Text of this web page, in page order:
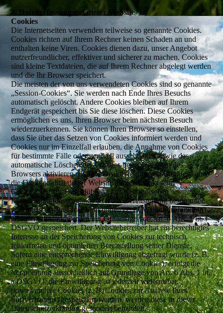
4. Datenerfassung auf dieser Website
Cookies
Die Internetseiten verwenden teilweise so genannte Cookies.
Cookies richten auf Ihrem Rechner keinen Schaden an und
enthalten keine Viren. Cookies dienen dazu, unser Angebot
nutzerfreundlicher, effektiver und sicherer zu machen. Cookies
sind kleine Textdateien, die auf Ihrem Rechner abgelegt werden
und die Ihr Browser speichert.
Die meisten der von uns verwendeten Cookies sind so genannte
„Session-Cookies“. Sie werden nach Ende Ihres Besuchs
automatisch gelöscht. Andere Cookies bleiben auf Ihrem
Endgerät gespeichert bis Sie diese löschen. Diese Cookies
ermöglichen es uns, Ihren Browser beim nächsten Besuch
wiederzuerkennen. Sie können Ihren Browser so einstellen,
dass Sie über das Setzen von Cookies informiert werden und
Cookies nur im Einzelfall erlauben, die Annahme von Cookies
für bestimmte Fälle oder generell ausschließen sowie das
automatische Löschen der Cookies beim Schließen des
Browsers aktivieren. Bei der Deaktivierung von Cookies kann
die Funktionalität dieser Website eingeschränkt sein.
Cookies, die zur Durchführung des elektronischen
Kommunikationsvorgangs oder zur Bereitstellung bestimmter,
von Ihnen erwünschter Funktionen (z. B. Warenkorbfunktion)
erforderlich sind, werden auf Grundlage von Art. 6 Abs. 1 lit. f
DSGVO gespeichert. Der Websitebetreiber hat ein berechtigtes
Interesse an der Speicherung von Cookies zur technisch
fehlerfreien und optimierten Bereitstellung seiner Dienste.
Sofern eine entsprechende Einwilligung abgefragt wurde (z. B.
eine Einwilligung zur Speicherung von Cookies), erfolgt die
Verarbeitung ausschließlich auf Grundlage von Art. 6 Abs. 1 lit.
a DSGVO; die Einwilligung ist jederzeit widerrufbar.
Soweit andere Cookies (z. B. Cookies zur Analyse Ihres
Surfverhaltens) gespeichert werden, werden diese in dieser
Datenschutzerklärung gesondert behandelt.